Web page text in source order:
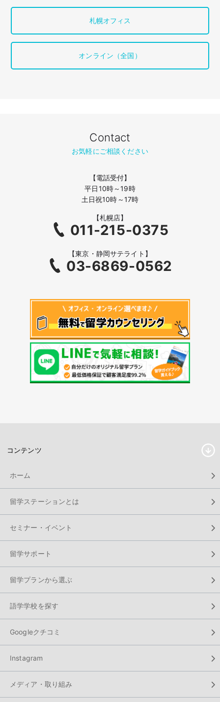
札幌オフィス
オンライン（全国）
Contact
お気軽にご相談ください
【電話受付】
平日10時～19時
土日祝10時～17時
【札幌店】
011-215-0375
【東京・静岡サテライト】
03-6869-0562
コンテンツ
ホーム
留学ステーションとは
セミナー・イベント
留学サポート
留学プランから選ぶ
語学学校を探す
Googleクチコミ
Instagram
メディア・取り組み